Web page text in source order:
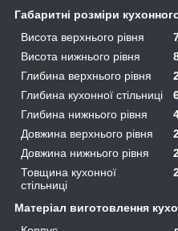
Габаритні розміри
Висота верхнього рівня
Висота нижнього рівня
Глибина верхнього рівня
Глибина кухонної стільниці
Глибина нижнього рівня
Довжина верхнього рівня
Довжина нижнього рівня
Товщина кухонної
стільниці
Матеріал виготовлення